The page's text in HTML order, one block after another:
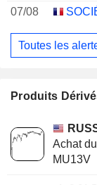
07/08
Toutes les
Produits
Achat
MU13V